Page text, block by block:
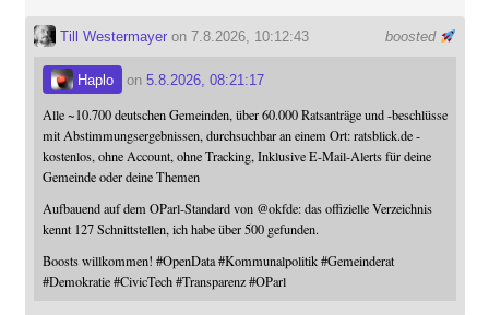
boosted
Till Westermayeron 7.8.2026, 10:12:43
Haplo on 5.8.2026, 08:21:17
Alle ~10.700 deutschen Gemeinden, über 60.000 Ratsanträge und -beschlüsse
mit Abstimmungsergebnissen, durchsuchbar an einem Ort: ratsblick.de -
kostenlos, ohne Account, ohne Tracking, Inklusive E-Mail-Alerts für deine
Gemeinde oder deine Themen
Aufbauend auf dem OParl-Standard von @okfde: das offizielle Verzeichnis
kennt 127 Schnittstellen, ich habe über 500 gefunden.
Boosts willkommen! #OpenData #Kommunalpolitik #Gemeinderat
#Demokratie #CivicTech #Transparenz #OParl